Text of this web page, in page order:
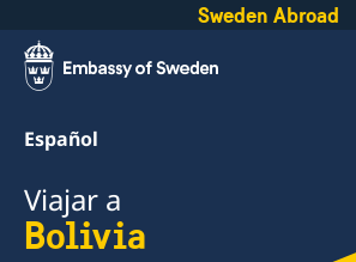
Sweden Abroad
Español
Viajar a
Bolivia